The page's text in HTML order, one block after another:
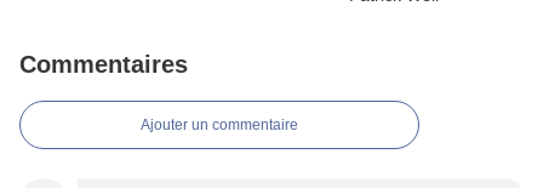
Commentaires
Ajouter un commentaire